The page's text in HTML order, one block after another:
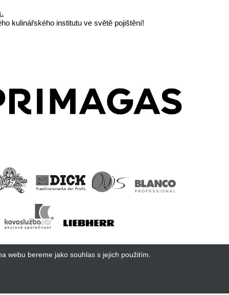
kulinářského institutu ve světě pojištění!
webu bereme jako souhlas s jejich použitím.